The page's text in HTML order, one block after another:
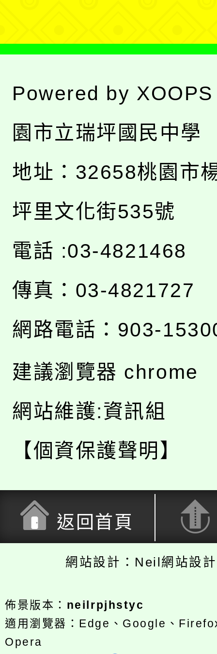
Powered by XOOPS
園市立瑞坪國民中學
地址： 32658桃園市
坪里文化街535號
電話 :03-4821468
傳真：03-4821727
網路電話：903-
建議瀏覽器 chrome
網站維護:資訊組
【個資保護聲明】
返回首頁
網站設計：Neil網站設
佈景版本： neilrpjhstyc
適用瀏覽器：Edge、Google、
Opera